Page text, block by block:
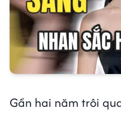
Gần hai năm trôi